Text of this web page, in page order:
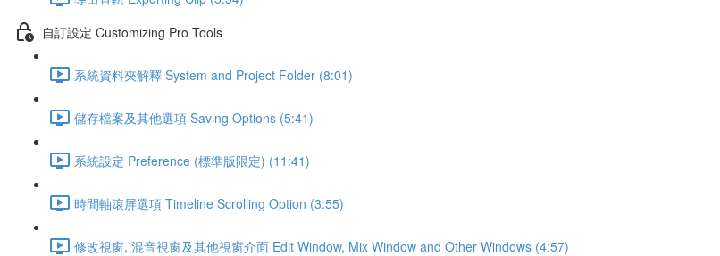
自訂設定 Customizing Pro Tools
系統資料夾解釋 System and Project Folder (8:01)
儲存檔案及其他選項 Saving Options (5:41)
系統設定 Preference (標準版限定) (11:41)
時間軸滾屏選項 Timeline Scrolling Option (3:55)
修改視窗, 混音視窗及其他視窗介面 Edit Window, Mix Window and Other Windows (4:57)